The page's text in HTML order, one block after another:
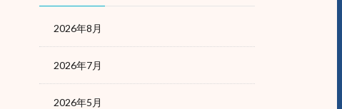
2026年8月
2026年7月
2026年5月